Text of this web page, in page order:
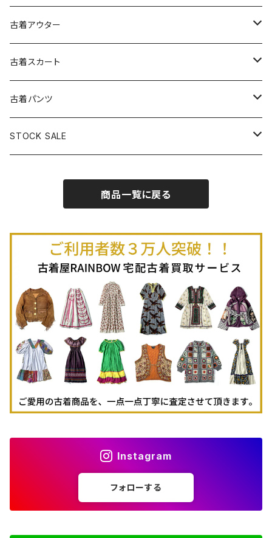
古着キャミソールワンピース
古着ベアトップワンピース
古着オールインワン
古着オーバーオール
古着ノースリーブシャツ・ブラウス
古着スウェット
古着パーカー
古着プルオーバー
古着長袖プルオーバー
古着半袖プルオーバー
古着Ｔシャツ
古着長袖Ｔシャツ
古着半袖Ｔシャツ
古着ベスト
古着キャミソール
古着ポロシャツ
古着長袖ポロシャツ
古着スウェット
古着パーカー
古着タンクトップ
古着セーター
古着カーディガン
古着半袖ニット
古着ニットアウター
古着アウター
古着ライトジャケット
古着ライトコート
古着ヘビージャケット
古着羽織り
古着スカート
古着ロング丈スカート (丈76cm-)
古着膝丈スカート (丈56-75cm)
古着ミニ丈スカート (丈56-75cm)
古着パンツ
古着ロング丈パンツ
STOCK SALE
Autumn / Winter
商品一覧に戻る
Instagram
フォローする